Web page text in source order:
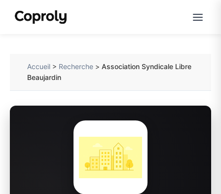
Accueil > Recherche >Association Syndicale Libre
Beaujardin